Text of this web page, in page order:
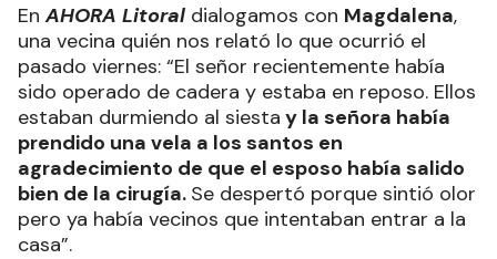
En AHORA Litoral dialogamos con Magdalena,
una vecina quién nos relató lo que ocurrió el
pasado viernes: “El señor recientemente había
sido operado de cadera y estaba en reposo. Ellos
estaban durmiendo al siesta y la señora había
prendido una vela a los santos en
agradecimiento de que el esposo había salido
bien de la cirugía. Se despertó porque sintió olor
pero ya había vecinos que intentaban entrar a la
casa”.